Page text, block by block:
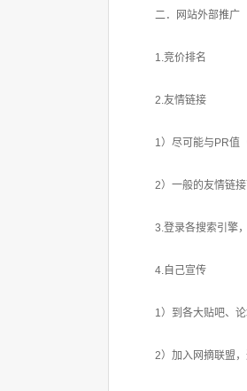
二．网站外部推广
1.竞价排名
2.友情链接
1）尽可能与PR值（
2）一般的友情链接
3.登录各搜索引擎，
4.自己宣传
1）到各大贴吧、论
2）加入网摘联盟，